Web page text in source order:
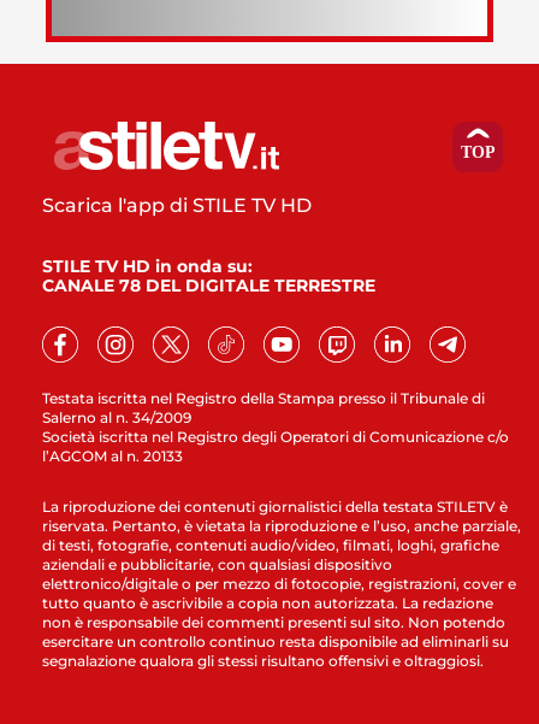
Testata iscritta nel Registro della Stampa presso il Tribunale di
Salerno al n. 34/2009
Società iscritta nel Registro degli Operatori di Comunicazione c/o
l’AGCOM al n. 20133
Scarica l'app di STILE TV HD
STILE TV HD in onda su:
CANALE 78 DEL DIGITALE TERRESTRE
La riproduzione dei contenuti giornalistici della testata STILETV è
riservata. Pertanto, è vietata la riproduzione e l’uso, anche parziale,
di testi, fotografie, contenuti audio/video, filmati, loghi, grafiche
aziendali e pubblicitarie, con qualsiasi dispositivo
elettronico/digitale o per mezzo di fotocopie, registrazioni, cover e
tutto quanto è ascrivibile a copia non autorizzata. La redazione
non è responsabile dei commenti presenti sul sito. Non potendo
esercitare un controllo continuo resta disponibile ad eliminarli su
segnalazione qualora gli stessi risultano offensivi e oltraggiosi.